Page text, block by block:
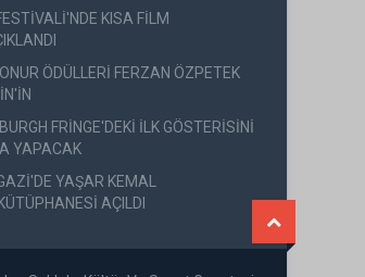
KISA FİLM
ÖDÜLLERİ FERZAN ÖZPETEK
FRİNGE'DEKİ İLK GÖSTERİSİNİ
YAPACAK
YAŞAR KEMAL
AÇILDI